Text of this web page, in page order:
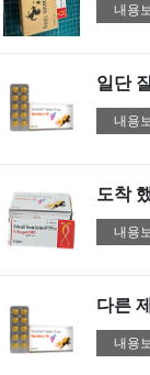
내용
일단
내용
도착
내용
다른
내용